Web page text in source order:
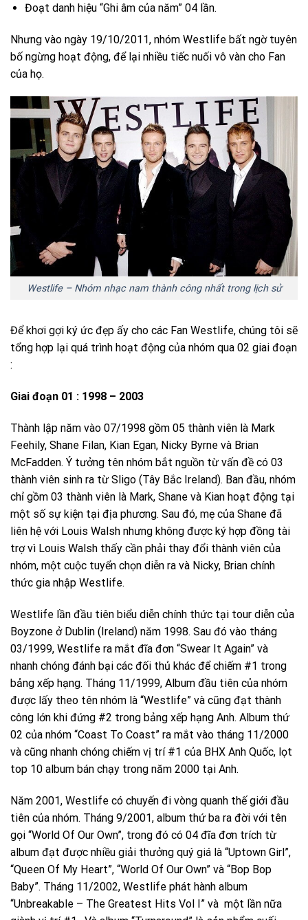
Đoạt danh hiệu “Ghi âm của năm” 04 lần.
Nhưng vào ngày 19/10/2011, nhóm Westlife bất ngờ tuyên
bố ngừng hoạt động, để lại nhiều tiếc nuối vô vàn cho Fan
của họ.
Westlife – Nhóm nhạc nam thành công nhất trong lịch sử
Để khơi gợi ký ức đẹp ấy cho các Fan Westlife, chúng tôi sẽ
tổng hợp lại quá trình hoạt động của nhóm qua 02 giai đoạn
:
Giai đoạn 01 : 1998 – 2003
Thành lập năm vào 07/1998 gồm 05 thành viên là Mark
Feehily, Shane Filan, Kian Egan, Nicky Byrne và Brian
McFadden. Ý tưởng tên nhóm bắt nguồn từ vấn đề có 03
thành viên sinh ra từ Sligo (Tây Bắc Ireland). Ban đầu, nhóm
chỉ gồm 03 thành viên là Mark, Shane và Kian hoạt động tại
một số sự kiện tại địa phương. Sau đó, mẹ của Shane đã
liên hệ với Louis Walsh nhưng không được ký hợp đồng tài
trợ vì Louis Walsh thấy cần phải thay đổi thành viên của
nhóm, một cuộc tuyển chọn diễn ra và Nicky, Brian chính
thức gia nhập Westlife.
Westlife lần đầu tiên biểu diễn chính thức tại tour diễn của
Boyzone ở Dublin (Ireland) năm 1998. Sau đó vào tháng
03/1999, Westlife ra mắt đĩa đơn “Swear It Again” và
nhanh chóng đánh bại các đối thủ khác để chiếm #1 trong
bảng xếp hạng. Tháng 11/1999, Album đầu tiên của nhóm
được lấy theo tên nhóm là “Westlife” và cũng đạt thành
công lớn khi đứng #2 trong bảng xếp hạng Anh. Album thứ
02 của nhóm “Coast To Coast” ra mắt vào tháng 11/2000
và cũng nhanh chóng chiếm vị trí #1 của BHX Anh Quốc, lọt
top 10 album bán chạy trong năm 2000 tại Anh.
Năm 2001, Westlife có chuyến đi vòng quanh thế giới đầu
tiên của nhóm. Tháng 9/2001, album thứ ba ra đời với tên
gọi “World Of Our Own”, trong đó có 04 đĩa đơn trích từ
album đạt được nhiều giải thưởng quý giá là “Uptown Girl”,
“Queen Of My Heart”, “World Of Our Own” và “Bop Bop
Baby”. Tháng 11/2002, Westlife phát hành album
“Unbreakable – The Greatest Hits Vol I” và một lần nữa